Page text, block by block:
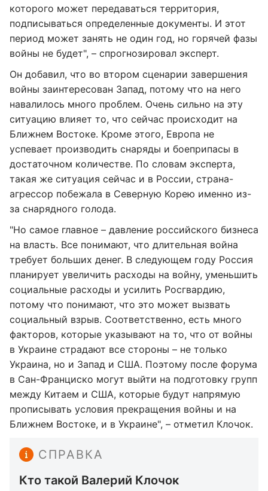
которого может передаваться территория,
подписываться определенные документы. И этот
период может занять не один год, но горячей фазы
войны не будет", – спрогнозировал эксперт.
Он добавил, что во втором сценарии завершения
войны заинтересован Запад, потому что на него
навалилось много проблем. Очень сильно на эту
ситуацию влияет то, что сейчас происходит на
Ближнем Востоке. Кроме этого, Европа не
успевает производить снаряды и боеприпасы в
достаточном количестве. По словам эксперта,
такая же ситуация сейчас и в России, страна-
агрессор побежала в Северную Корею именно из-
за снарядного голода.
"Но самое главное – давление российского бизнеса
на власть. Все понимают, что длительная война
требует больших денег. В следующем году Россия
планирует увеличить расходы на войну, уменьшить
социальные расходы и усилить Росгвардию,
потому что понимают, что это может вызвать
социальный взрыв. Соответственно, есть много
факторов, которые указывают на то, что от войны
в Украине страдают все стороны – не только
Украина, но и Запад и США. Поэтому после форума
в Сан-Франциско могут выйти на подготовку групп
между Китаем и США, которые будут напрямую
прописывать условия прекращения войны и на
Ближнем Востоке, и в Украине", – отметил Клочок.
СПРАВКА
Кто такой Валерий Клочок